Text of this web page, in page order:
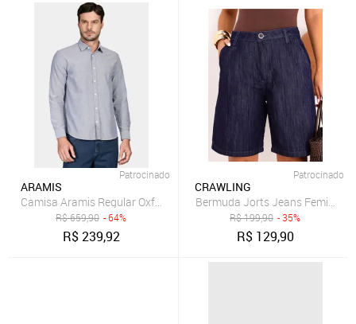
Patrocinado
ARAMIS
Camisa Aramis Regular Oxford Marinho
R$659,90 - 64%
R$239,92
Patrocinado
CRAWLING
Bermuda Jorts Jeans Feminina
R$199,90 - 35%
R$ 129,90